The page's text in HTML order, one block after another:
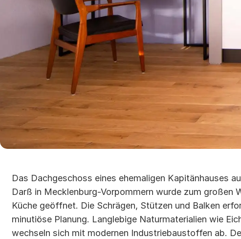
Das Dachgeschoss eines ehemaligen Kapitänhauses
Darß in Mecklenburg-Vorpommern wurde zum großen
Küche geöffnet. Die Schrägen, Stützen und Balken
minutiöse Planung. Langlebige Naturmaterialien wie
wechseln sich mit modernen Industriebaustoffen ab.